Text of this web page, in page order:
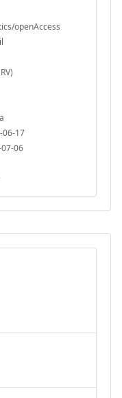
openAccess
06-17
06